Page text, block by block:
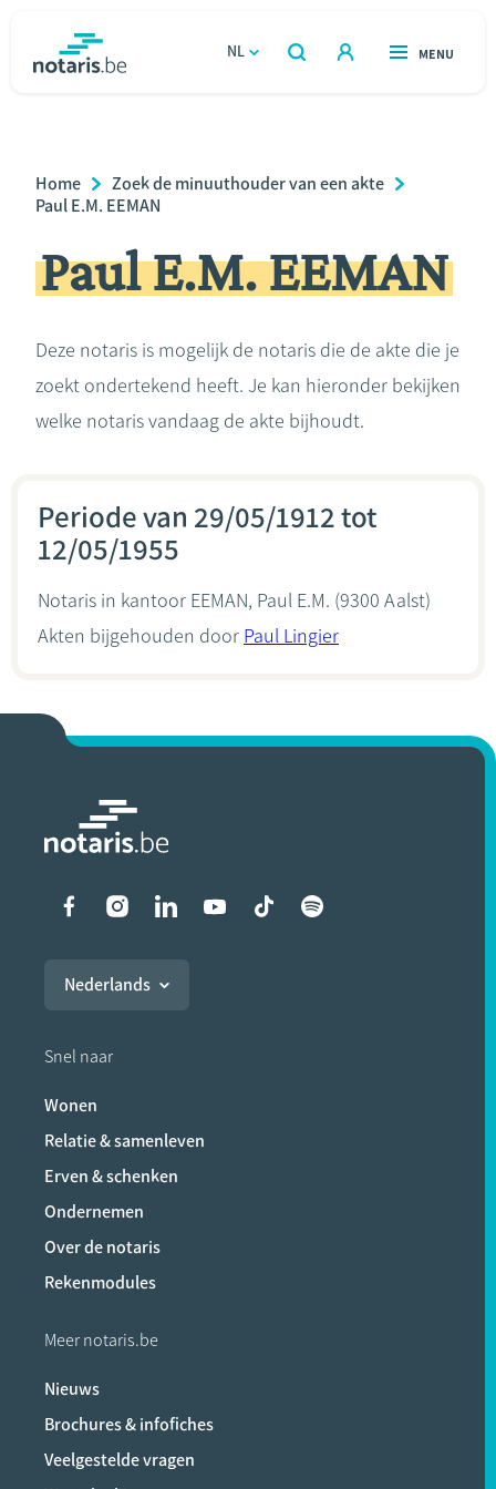
gaan
NL
OPEN
ZOEKEN
OPEN
MENU
Relatie & samenleven
Erven & schenken
Over de notaris
Breadcrumb
Home
Zoek de minuuthouder van een akte
Paul E.M. EEMAN
Paul E.M. EEMAN
Deze notaris is mogelijk de notaris die de akte die je
zoekt ondertekend heeft. Je kan hieronder bekijken
welke notaris vandaag de akte bijhoudt.
Periode van 29/05/1912 tot
12/05/1955
Notaris in kantoor EEMAN, Paul E.M. (9300 Aalst)
Akten bijgehouden door Paul Lingier
Liens vers les réseaux
Nederlands
Snel naar
Wonen
Relatie & samenleven
Erven & schenken
Ondernemen
Over de notaris
Rekenmodules
Meer notaris.be
Nieuws
Brochures & infofiches
Veelgestelde vragen